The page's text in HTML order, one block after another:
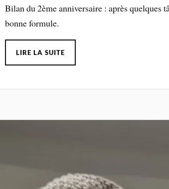
Bilan du 2ème anniversaire : après quelques
bonne formule.
LIRE LA SUITE